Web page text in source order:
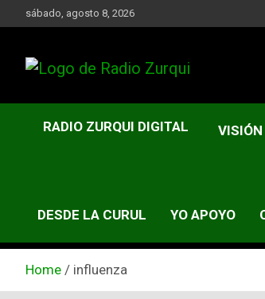
to
sábado, agosto 8, 2026
Radio Zurqui
RADIO ZURQUI DIGITAL VISIÓN
DESDE LA CURUL YO APOYO
Home influenza